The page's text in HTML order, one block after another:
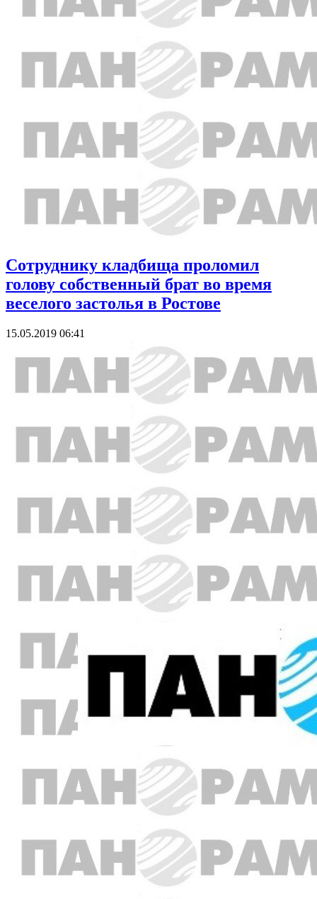
Сотруднику кладбища проломил
голову собственный брат во время
веселого застолья в Ростове
15.05.2019 06:41